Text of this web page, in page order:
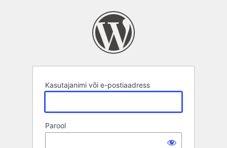
Kasutajanimi või e-postiaadress
Parool